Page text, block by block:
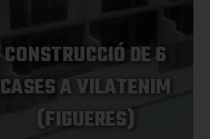
CONSTRUCCIÓ DE 6
CASES A VILATENIM
(FIGUERES)